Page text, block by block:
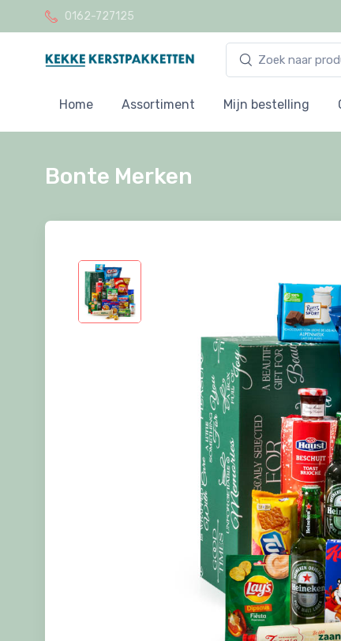
0162-727125
Home Assortiment Mijn bestelling
Bonte Merken